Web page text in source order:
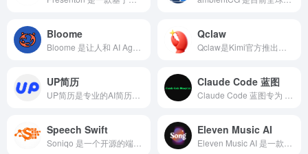
Bloome Qclaw
UP简历 Claude Code 蓝图
Speech Swift Eleven Music AI